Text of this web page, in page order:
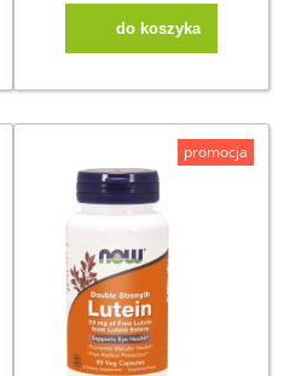
do koszyka
promocja